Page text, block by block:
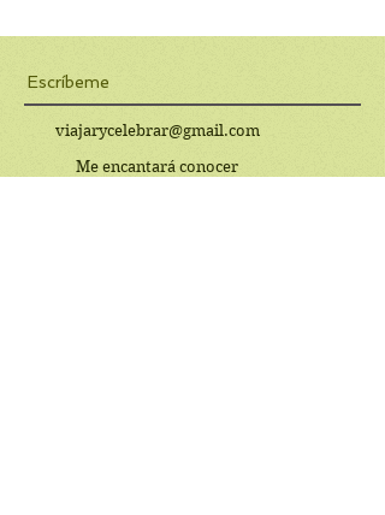
Escríbeme
viajarycelebrar@gmail.com
Me encantará conocer